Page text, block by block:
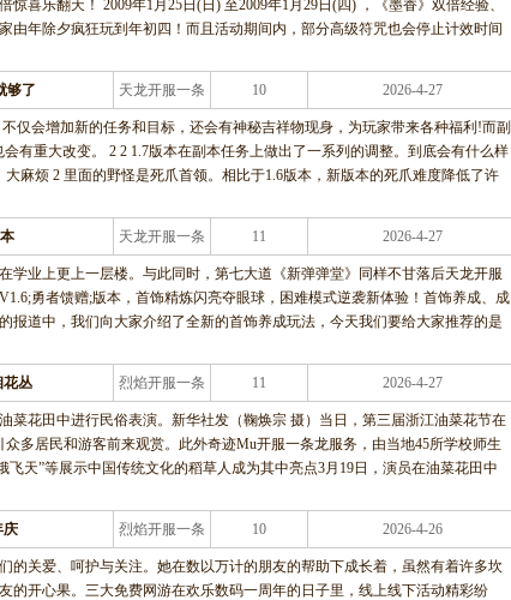
喜乐翻天！ 2009年1月25日(日) 至2009年1月29日(四) ，《墨香》双倍经验、
由年除夕疯狂玩到年初四！而且活动期间内，部分高级符咒也会停止计效时间
够了 天龙开服一条
龙服务
10 2026-4-27
仅会增加新的任务和目标，还会有神秘吉祥物现身，为玩家带来各种福利!而副
有重大改变。 2 2 1.7版本在副本任务上做出了一系列的调整。到底会有什么样
麻烦 2 里面的野怪是死爪首领。相比于1.6版本，新版本的死爪难度降低了许
天龙开服一条
龙服务
11 2026-4-27
学业上更上一层楼。与此同时，第七大道《新弹弹堂》同样不甘落后天龙开服
勇者馈赠;版本，首饰精炼闪亮夺眼球，困难模式逆袭新体验！首饰养成、成
报道中，我们向大家介绍了全新的首饰养成玩法，今天我们要给大家推荐的是
花丛 烈焰开服一条
龙服务
11 2026-4-27
菜花田中进行民俗表演。新华社发（鞠焕宗 摄）当日，第三届浙江油菜花节在
多居民和游客前来观赏。此外奇迹Mu开服一条龙服务，由当地45所学校师生
飞天”等展示中国传统文化的稻草人成为其中亮点3月19日，演员在油菜花田中
庆 烈焰开服一条
龙服务
10 2026-4-26
的关爱、呵护与关注。她在数以万计的朋友的帮助下成长着，虽然有着许多坎
的开心果。三大免费网游在欢乐数码一周年的日子里，线上线下活动精彩纷